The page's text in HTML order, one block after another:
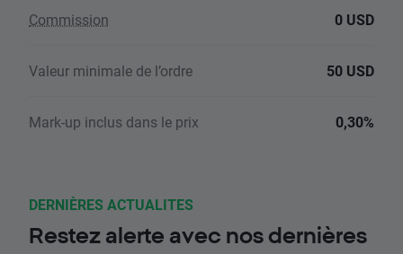
Commission 0 USD
Valeur minimale de l’ordre 50 USD
Mark-up inclus dans le prix 0,30%
DERNIÈRES ACTUALITES
Restez alerte avec nos dernières